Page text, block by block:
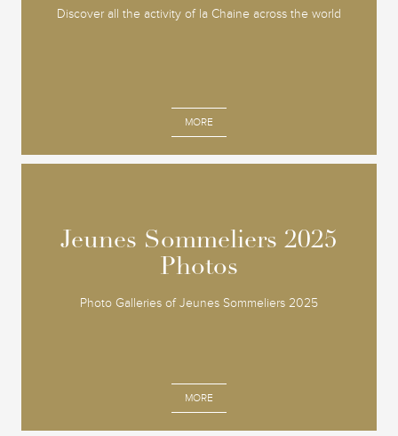
Discover all the activity of la Chaine across the world
MORE
Jeunes Sommeliers 2025
Photos
Photo Galleries of Jeunes Sommeliers 2025
MORE
Jeunes Sommeliers 2025
Photos